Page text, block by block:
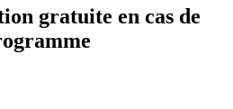
gratuite en cas de